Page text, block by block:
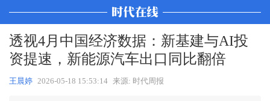
透视4月中国经济数据：新基建与AI投
资提速，新能源汽车出口同比翻倍
王晨婷 2026-05-18 15:53:14 来源: 时代周报